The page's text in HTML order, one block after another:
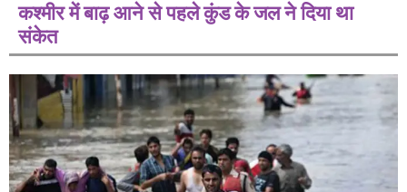
कश्मीर में बाढ़ आने से पहले कुंड के जल ने दिया था
संकेत